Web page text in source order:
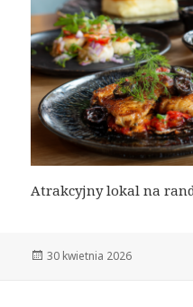
Atrakcyjny lokal na
Opublikowano
30 kwietnia 2026